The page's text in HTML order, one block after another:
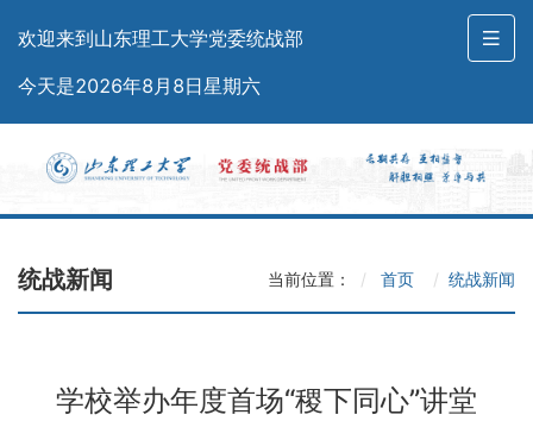
欢迎来到山东理工大学党委统战部
今天是2026年8月8日星期六
统战新闻 当前位置： 首页 统战新闻
学校举办年度首场“稷下同心”讲堂